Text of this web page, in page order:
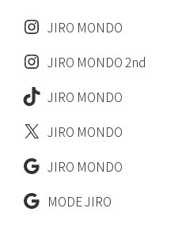
JIRO MONDO
JIRO MONDO 2nd
JIRO MONDO
JIRO MONDO
JIRO MONDO
MODE JIRO